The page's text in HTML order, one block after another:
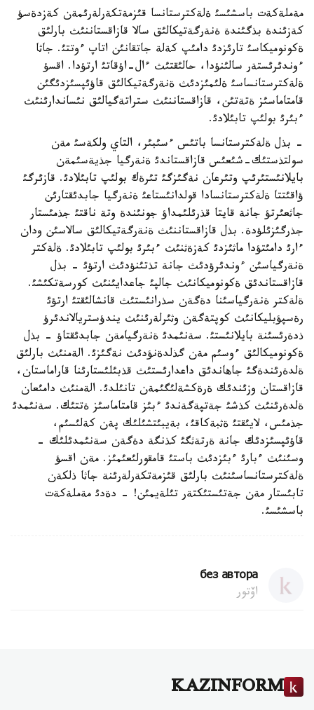
مةملةكةت باسشئسئ ةلةكترستانسا قئزمةتكةرلةرئمةن كةزدةسؤ
كةزئندة بذگئندة ةنةرگةتيكالئق سالا قازاقستاننئث بارلئق
ةكونوميكاسئ تارئزدئ دامئپ كةلة جاتقانئن اتاپ ءوتتئ. جاثا
ءوندئرئستةر سالئنؤدا، حالئقتئث ءال-اؤقاتئ ارتؤدا. اقسؤ
ةلةكترستانساسئ ةلئمئزدئث ةنةرگةتيكالئق قاؤئپسئزدئگئن
قامتاماسئز ةتةتئن، قازاقستاننئث ستراتةگيالئق نئساندارئنئث
ءبئرئ بولئپ تابئلادئ.
- بذل ةلةكترستانسا باتئس ءسئبئر، التاي ولكةسئ مةن
سولتذستئك-شئعئس قازاقستاندئ ةنةرگيا جذيةسئمةن
بايلانئستئرئپ وتئرعان نةگئزگئ تئرةك بولئپ تابئلادئ. قازئرگئ
ؤاقئتتا ةلةكترستانسادا قولدانئستاعئ ةنةرگيا جابدئقتارئن
جاثعئرتؤ جانة قايتا قذرئلئمداؤ جونئندة وتة ناقتئ جذمئستار
جذرگئزئلؤدة. بذل قازاقستاننئث ةنةرگةتيكالئق سالاسئن ودان
ءارئ دامئتؤدا ماثئزدئ كةزةثنئث ءبئرئ بولئپ تابئلادئ. ةلةكتر
ةنةرگياسئن ءوندئرؤدئث جانة تذتئنؤدئث ارتؤئ - بذل
قازاقستاندئق ةكونوميكانئث جالپئ جاعدايئنئث كورسةتكئشئ.
ةلةكتر ةنةرگياسئنا دةگةن سذرانئستئث قانشالئقتئ ارتؤئ
رةسپؤبليكانئث كوپتةگةن وثئرلةرئنئث يندؤستريالاندئرؤ
ذدةرئسئنة بايلانئستئ. سةنئمدئ ةنةرگيامةن جابدئقتاؤ - بذل
ةكونوميكالئق ءوسئم مةن گذلدةنؤدئث نةگئزئ. الةمنئث بارلئق
ةلدةرئندةگئ جاهاندئق داعدارئستئث قذبئلئستارئنا قاراماستان،
قازاقستان وزئندئك ةرةكشةلئگئمةن تانئلدئ. الةمنئث دامئعان
ةلدةرئنئث كذشئ جةتپةگةندئ ءبئز قامتاماسئز ةتتئك. سةنئمدئ
جذمئس، لايئقتئ ةثبةكاقئ، بةيبئتشئلئك پةن كةلئسئم،
قاؤئپسئزدئك جانة ةرتةثگئ كذنگة دةگةن سةنئمدئلئك -
وسئنئث ءبارئ ءبئزدئث باستئ قامقورلئعئمئز. مةن اقسؤ
ةلةكترستانساسئنئث بارلئق قئزمةتكةرلةرئنة جاثا ذلكةن
تابئستار مةن جةتئستئكتةر تئلةيمئن! - دةدئ مةملةكةت
باسشئسئ.
без автора
اۆتور
KAZINFORM